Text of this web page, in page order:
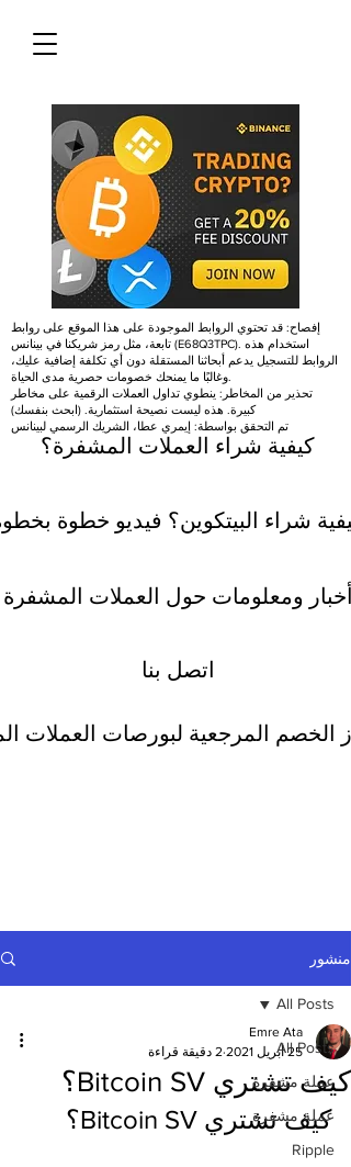
كيفية شراء العملات المشفرة؟
كيفية شراء البيتكوين؟ فيديو خطوة
أخبار ومعلومات حول العملات المشفرة
اتصل بنا
الخصم المرجعية لبورصات العملات
إفصاح: قد تحتوي الروابط الموجودة على هذا الموقع على روابط
تابعة، مثل رمز شريكنا في بينانس (E68Q3TPC). استخدام هذه
الروابط للتسجيل يدعم أبحاثنا المستقلة دون أي تكلفة إضافية عليك،
تحذير من المخاطر: ينطوي تداول العملات الرقمية على مخاطر
كبيرة. هذه ليست نصيحة استثمارية. (ابحث بنفسك)
تم التحقق بواسطة: إيمري عطا، الشريك الرسمي لبينانس
منشور
All Posts
عملة مشفرة
عملة مشفرة
Ripple
All Posts
كيف تشتري Bitcoin SV؟
Emre Ata
25 أبريل 2021
2 دقيقة قراءة
كيف تشتري Bitcoin SV؟